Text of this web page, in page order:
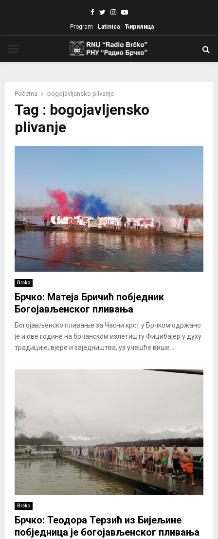
Facebook
TwitterInstagram
Youtube
Program Latinica Ћирилица
Početna bogojavljensko plivanje
Tag : bogojavljensko
plivanje
Brčko
Брчко: Матеја Бричић побједник
Богојављенског пливања
Богојављенско пливање за Часни крст у Брчком одржано
је и ове године на брчанском излетишту Фицибајер у духу
традиције, вјере и заједништва, уз учешће више...
Brčko
Брчко: Теодора Терзић из Бијељине
побједница је богојављенског пливања